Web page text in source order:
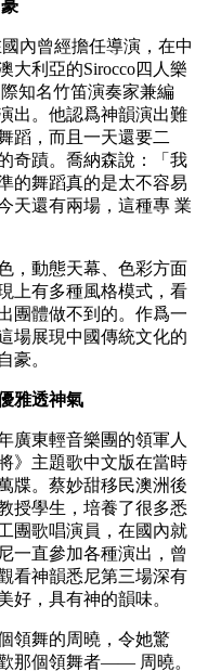
內曾經擔任導演，在中
大利亞的Sirocco四人樂
知名竹笛演奏家兼編
出。他認爲神韻演出難
蹈，而且一天還要二
奇蹟。喬納森說：「我
的舞蹈真的是太不容易
天還有兩場，這種專 業
，動態天幕、色彩方面
上有多種風格模式，看
團體做不到的。作爲一
場展現中國傳統文化的
豪。
雅透神氣
廣東輕音樂團的領軍人
》主題歌中文版在當時
牒。蔡妙甜移民澳洲後
授學生，培養了很多悉
團歌唱演員，在國內就
一直參加各種演出，曾
看神韻悉尼第三場深有
好，具有神的韻味。
領舞的周曉，令她驚
那個領舞者—— 周曉。